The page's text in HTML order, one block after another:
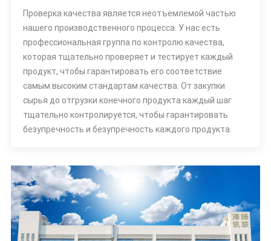
Проверка качества является неотъемлемой частью
нашего производственного процесса. У нас есть
профессиональная группа по контролю качества,
которая тщательно проверяет и тестирует каждый
продукт, чтобы гарантировать его соответствие
самым высоким стандартам качества. От закупки
сырья до отгрузки конечного продукта каждый шаг
тщательно контролируется, чтобы гарантировать
безупречность и безупречность каждого продукта.